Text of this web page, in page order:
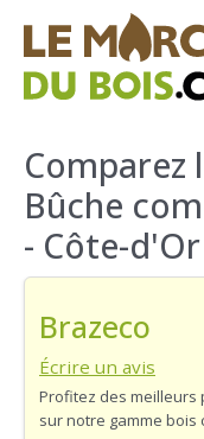
CHAUFFAGE AU BOIS
FAQ
CALCULER SA
TROUVER SON
BLOG
Comparez
Bûche
- Côte-d'Or
Brazeco
Écrire un avis
Profitez des meilleurs
sur notre gamme bois